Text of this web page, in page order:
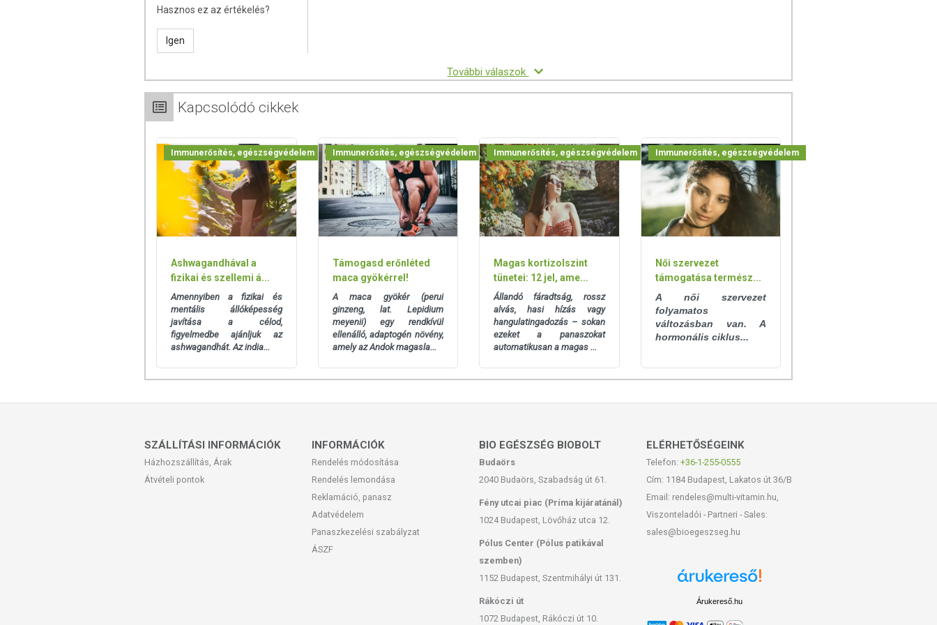
Az étrend-kiegészítők az érvényben levő európai uniós szabályozás szerint élelmiszereknek minősülnek,
amelyek a hagyományos étrend kiegészítését szolgálják, és koncentrált formában tartalmaznak
tápanyagokat. Bár az étrend-kiegészítők kedvező élettani hatással rendelkezhetnek, amely egyénenként
A termék nem helyettesíti a kiegyensúlyozott, vegyes étrendet és az egészséges életmódot! A termék nem
gyógyít betegségeket! A termék nem az orvosi kezelés helyettesítésére alkalmas! Betegség esetén
szedje a készítményt, ha az összetevők bármelyikére érzékeny vagy allergiás! Kisgyermektől elzárva
tartandó!
Hasznos ez az értékelés?
Igen
További válaszok
Kapcsolódó cikkek
Immunerősítés, egészségvédelem
Ashwagandhával a
fizikai és szellemi á...
Amennyiben a fizikai és
mentális állóképesség
javítása a célod,
figyelmedbe ajánljuk az
ashwagandhát. Az india...
Immunerősítés, egészségvédelem
Támogasd erőnléted
maca gyökérrel!
A maca gyökér (perui
ginzeng, lat. Lepidium
meyenii) egy rendkívül
ellenálló, adaptogén növény,
amely az Andok magasla...
Immunerősítés, egészségvédelem
Magas kortizolszint
tünetei: 12 jel, ame...
Állandó fáradtság, rossz
alvás, hasi hízás vagy
hangulatingadozás – sokan
ezeket a panaszokat
automatikusan a magas ...
Immunerősítés, egészségvédelem
Női szervezet
támogatása termész...
A női szervezet
folyamatos
változásban van. A
hormonális ciklus...
SZÁLLÍTÁSI INFORMÁCIÓK
Házhozszállítás, Árak
Átvételi pontok
INFORMÁCIÓK
Rendelés módosítása
Rendelés lemondása
Reklamáció, panasz
Adatvédelem
Panaszkezelési szabályzat
ÁSZF
BIO EGÉSZSÉG BIOBOLT
Budaörs
2040 Budaörs, Szabadság út 61.
Fény utcai piac (Príma kijáratánál)
1024 Budapest, Lövőház utca 12.
Pólus Center (Pólus patikával
szemben)
1152 Budapest, Szentmihályi út 131.
Rákóczi út
1072 Budapest, Rákóczi út 10.
ELÉRHETŐSÉGEINK
Telefon: +36-1-255-0555
Cím: 1184 Budapest, Lakatos út 36/B
Email: rendeles@multi-vitamin.hu,
Viszonteladói - Partneri - Sales:
sales@bioegeszseg.hu
Árukereső.hu